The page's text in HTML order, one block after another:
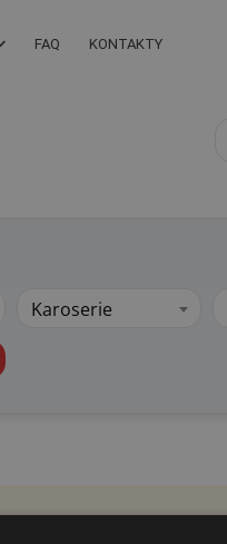
FAQ KONTAKTY
Karoserie